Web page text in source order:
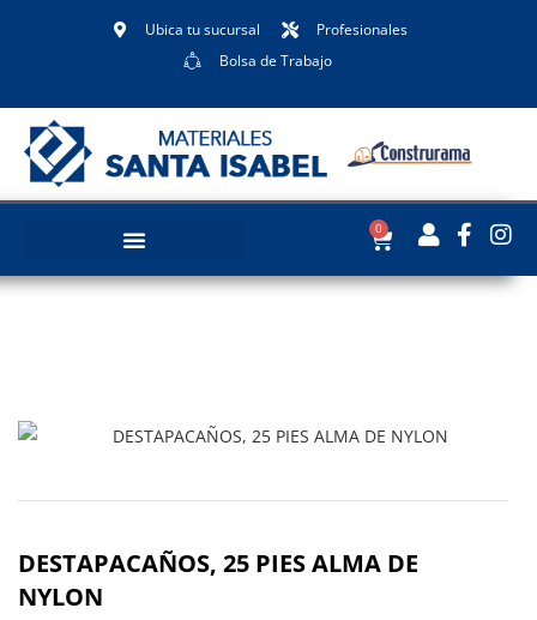
Ubica tu sucursal
Profesionales
Bolsa de Trabajo
0
DESTAPACAÑOS, 25 PIES ALMA DE
NYLON